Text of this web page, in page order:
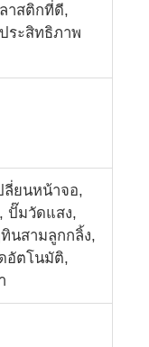
าสติกที่ดี,
ระสิทธิภาพ
ลี่ยนหน้าจอ,
ปั๊มวัดแสง,
นสามลูกกลิ้ง,
อัตโนมัติ,